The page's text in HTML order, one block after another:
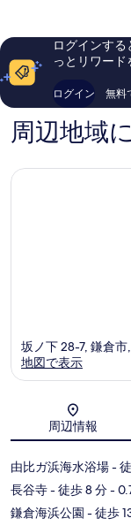
コ
163
件
の
口
ミ
ログインす
っとリワー
ログイン 無料
周辺地域
坂ノ下 28-7, 鎌倉
地図で表示
周辺情報
由比ガ浜海水浴場-
長谷寺- 徒歩 8 分-
鎌倉海浜公園 - 徒歩